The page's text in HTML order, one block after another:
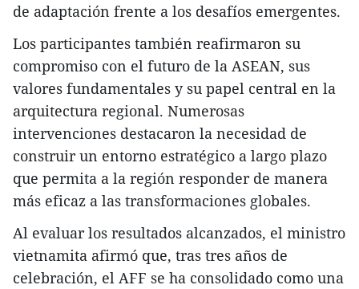
de adaptación frente a los desafíos emergentes.
Los participantes también reafirmaron su
compromiso con el futuro de la ASEAN, sus
valores fundamentales y su papel central en la
arquitectura regional. Numerosas
intervenciones destacaron la necesidad de
construir un entorno estratégico a largo plazo
que permita a la región responder de manera
más eficaz a las transformaciones globales.
Al evaluar los resultados alcanzados, el ministro
vietnamita afirmó que, tras tres años de
celebración, el AFF se ha consolidado como una